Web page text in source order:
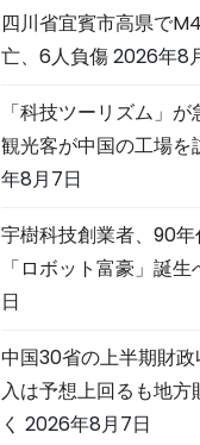
四川省宜賓市高県で
亡、6人負傷2026年8
「科技ツーリズム」
観光客が中国の工場を
年8月7日
宇樹科技創業者、90
「ロボット富豪」誕生
日
中国30省の上半期財
入は予想上回るも地方
く 2026年8月7日